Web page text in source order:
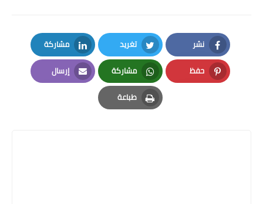
نشر
Facebook
تغريد
Twitter
مشاركة
LinkedIn
حفظ
Pinterest
مشاركة
Whatsapp
إرسال
Email
طباعة
Print